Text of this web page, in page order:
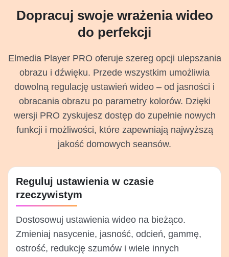
Dopracuj swoje wrażenia wideo
do perfekcji
Elmedia Player PRO oferuje szereg opcji ulepszania
obrazu i dźwięku. Przede wszystkim umożliwia
dowolną regulację ustawień wideo – od jasności i
obracania obrazu po parametry kolorów. Dzięki
wersji PRO zyskujesz dostęp do zupełnie nowych
funkcji i możliwości, które zapewniają najwyższą
jakość domowych seansów.
Reguluj ustawienia w czasie
rzeczywistym
Dostosowuj ustawienia wideo na bieżąco.
Zmieniaj nasycenie, jasność, odcień, gammę,
ostrość, redukcję szumów i wiele innych